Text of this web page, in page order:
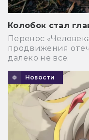
Колобок стал
Перенос
продвижения
далеко не все.
Новости